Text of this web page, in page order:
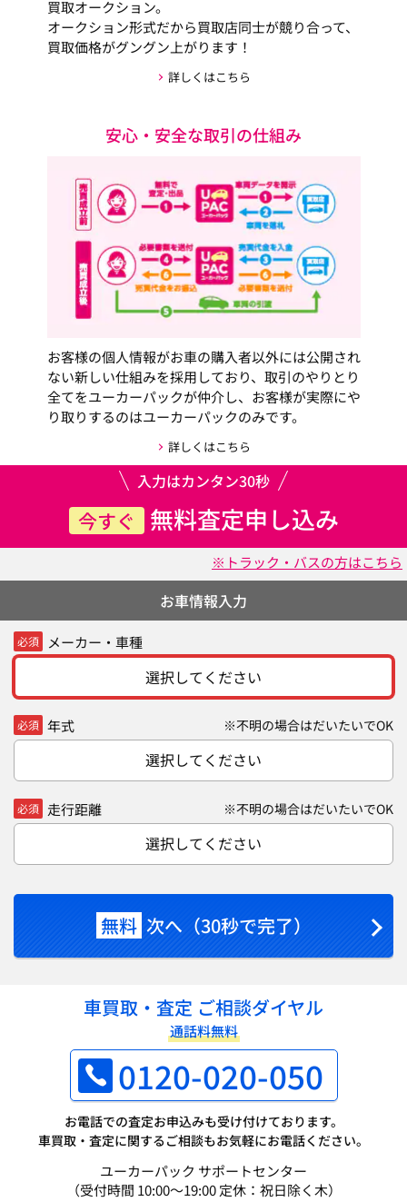
買取オークション。
オークション形式だから買取店同士が競り合って、
買取価格がグングン上がります！
詳しくはこちら
安心・安全な取引の仕組み
お客様の個人情報がお車の購入者以外には公開され
ない新しい仕組みを採用しており、取引のやりとり
全てをユーカーパックが仲介し、お客様が実際にや
り取りするのはユーカーパックのみです。
詳しくはこちら
入力はカンタン30秒
今すぐ 無料査定申し込み
※トラック・バスの方はこちら
お車情報入力
必須 メーカー・車種
選択してください
必須 年式 ※不明の場合はだいたいでOK
選択してください
必須 走行距離 ※不明の場合はだいたいでOK
選択してください
無料 次へ（30秒で完了）
車買取・査定 ご相談ダイヤル
通話料無料
0120-020-050
お電話での査定お申込みも受け付けております。
車買取・査定に関するご相談もお気軽にお電話ください。
ユーカーパック サポートセンター
（受付時間 10:00～19:00 定休：祝日除く木）